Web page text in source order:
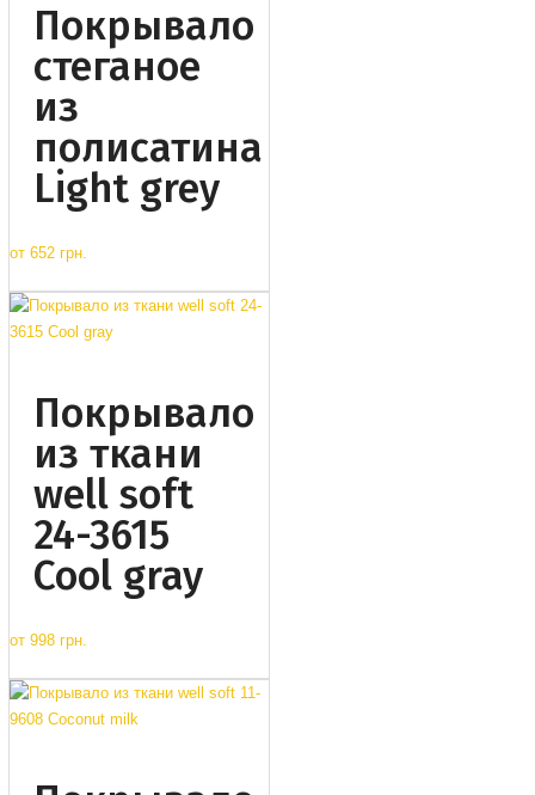
Покрывало
стеганое
из
полисатина
Light grey
от 652 грн.
Покрывало
из ткани
well soft
24-3615
Cool gray
от 998 грн.